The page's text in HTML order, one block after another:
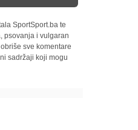
SportSport.ba te
psovanja i vulgaran
sve komentare
sadržaji koji mogu